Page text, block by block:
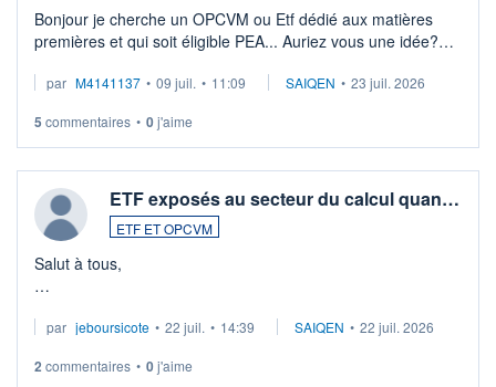
Bonjour je cherche un OPCVM ou Etf dédié aux matières
premières et qui soit éligible PEA... Auriez vous une idée?
par M4141137 • 09 juil. • 11:09 SAIQEN • 23 juil. 2026
5 commentaires • 0j'aime
ETF exposés au secteur du calcul quan…
ETF ET OPCVM
Salut à tous,
via un ETF plutôt que des actions individuelles.
Idéalement, je voudrais qu'il soit éligible au PEA.
par jeboursicote • 22 juil. • 14:39 SAIQEN • 22 juil. 2026
2 commentaires • 0j'aime